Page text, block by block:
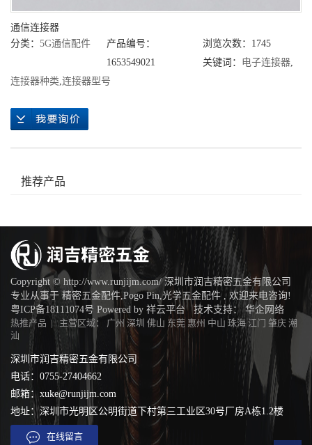
通信连接器
分类： 5G通信配件
产品编号：
1653549021
浏览次数：1745
关键词： 电子连接器,
连接器种类,连接器型号
推荐产品
Copyright © http://www.runjijm.com/ 深圳市润吉精密五金有限公司
专业从事于精密五金配件,Pogo Pin,光学五金配件, 欢迎来电咨询!
粤ICP备18111074号 Powered by 祥云平台技术支持： 华企网络
热推产品 | 主营区域： 广州 深圳 佛山 东莞 惠州 中山 珠海 江门 肇庆 潮
汕
深圳市润吉精密五金有限公司
电话：0755-27404662
邮箱：xuke@runjijm.com
地址：深圳市光明区公明街道下村第三工业区30号厂房A栋1.2楼
在线留言